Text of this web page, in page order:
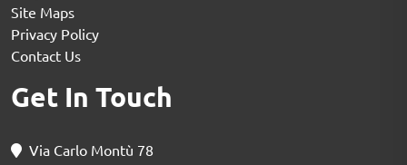
Site Maps
Privacy Policy
Contact Us
Get In Touch
Via Carlo Montù 78